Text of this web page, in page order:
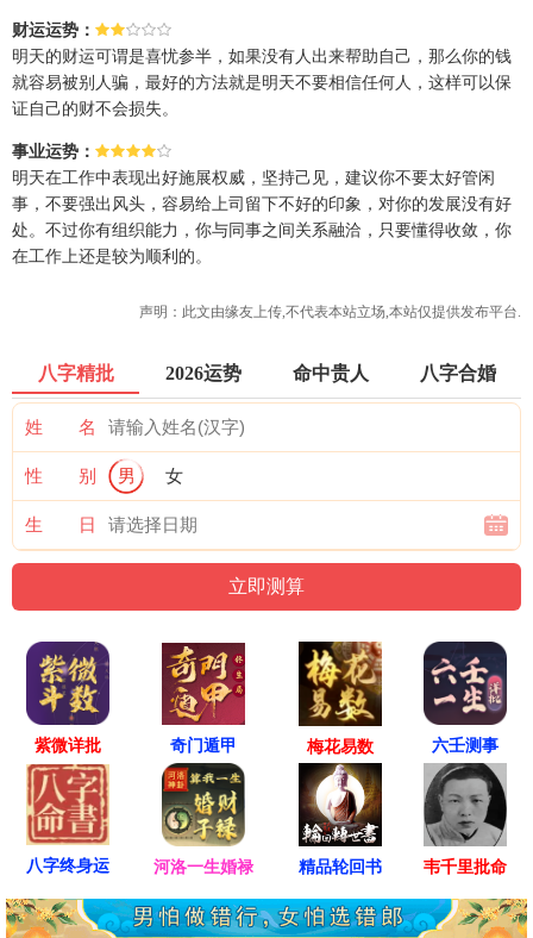
财运运势：
明天的财运可谓是喜忧参半，如果没有人出来帮助自己，那么你的钱
就容易被别人骗，最好的方法就是明天不要相信任何人，这样可以保
证自己的财不会损失。
事业运势：
明天在工作中表现出好施展权威，坚持己见，建议你不要太好管闲
事，不要强出风头，容易给上司留下不好的印象，对你的发展没有好
处。不过你有组织能力，你与同事之间关系融洽，只要懂得收敛，你
在工作上还是较为顺利的。
声明：此文由缘友上传,不代表本站立场,本站仅提供发布平台.
八字精批 2026运势 命中贵人 八字合婚
姓 名
性 别 男 女
生 日
紫微详批 奇门遁甲 梅花易数 六壬测事
八字终身运 河洛一生婚禄 精品轮回书 韦千里批命